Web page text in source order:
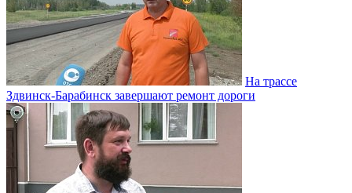
На трассе
Здвинск-Барабинск завершают ремонт дороги